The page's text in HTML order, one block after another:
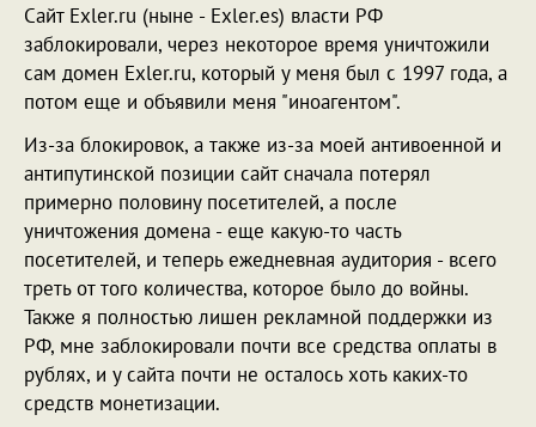
Сайт Exler.ru (ныне - Exler.es) власти РФ
заблокировали, через некоторое время уничтожили
сам домен Exler.ru, который у меня был с 1997 года, а
потом еще и объявили меня "иноагентом".
Из-за блокировок, а также из-за моей антивоенной и
антипутинской позиции сайт сначала потерял
примерно половину посетителей, а после
уничтожения домена - еще какую-то часть
посетителей, и теперь ежедневная аудитория - всего
треть от того количества, которое было до войны.
Также я полностью лишен рекламной поддержки из
РФ, мне заблокировали почти все средства оплаты в
рублях, и у сайта почти не осталось хоть каких-то
средств монетизации.